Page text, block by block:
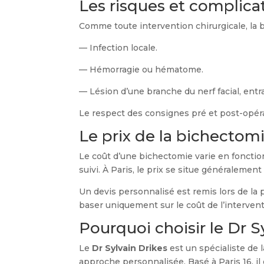
Les risques et
Comme toute intervention chirurgicale, la
— Infection locale.
— Hémorragie ou hématome.
— Lésion d’une branche du nerf facial,
Le respect des consignes pré et post-
Le prix de la
Le coût d’une bichectomie varie en
suivi. À Paris, le prix se situe
Un devis personnalisé est remis lors de
baser uniquement sur le coût de
Pourquoi choisir le Dr
Le Dr Sylvain Drikes est un spécialiste de
approche personnalisée. Basé à Paris 16,